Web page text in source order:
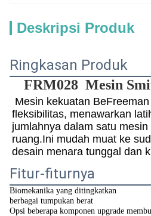
Deskripsi Produk
Ringkasan Produk
FRM028 Mesin
Mesin kekuatan
fleksibilitas, menawarkan
jumlahnya dalam satu
ruang.Ini mudah muat ke
desain menara tunggal dan
Fitur-fiturnya
Biomekanika yang ditingkatkan
berbagai tumpukan berat
Opsi beberapa komponen upgrade